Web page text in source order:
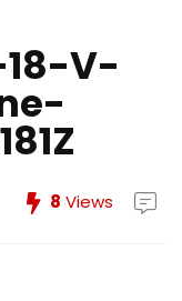
V-
8 Views